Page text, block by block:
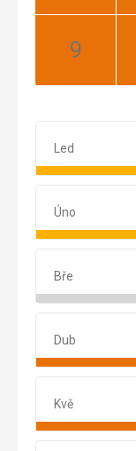
Září:
Leden
Led
Únor
Úno
Březen
Bře
Duben
Dub
Květen
Kvě